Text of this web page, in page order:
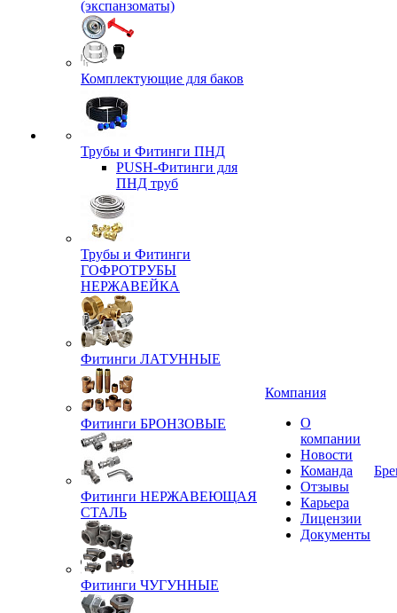
(экспанзоматы)
Комплектующие для баков
Трубы и Фитинги ПНД
PUSH-Фитинги для
ПНД труб
Трубы и Фитинги
ГОФРОТРУБЫ
НЕРЖАВЕЙКА
Фитинги ЛАТУННЫЕ
Фитинги БРОНЗОВЫЕ
Фитинги НЕРЖАВЕЮЩАЯ
СТАЛЬ
Фитинги ЧУГУННЫЕ
Компания
О
компании
Новости
Команда
Отзывы
Карьера
Лицензии
Документы